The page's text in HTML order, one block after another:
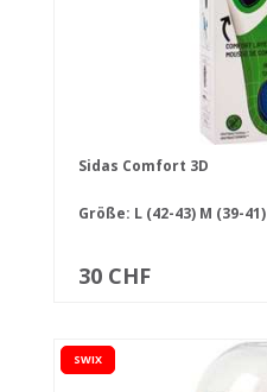
Sidas Comfort 3D
Größe: L (42-43) M (39-41)
30 CHF
SWIX